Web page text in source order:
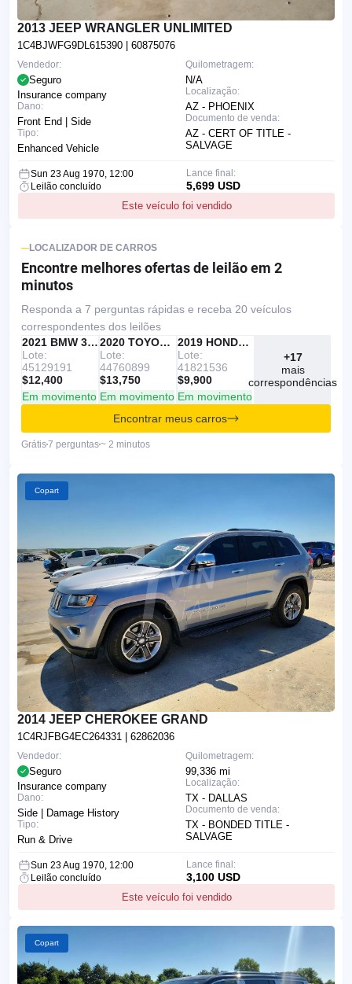
2013 JEEP WRANGLER UNLIMITED
1C4BJWFG9DL615390 | 60875076
Quilometragem:
N/A
Localização:
AZ - PHOENIX
Documento de venda:
AZ - CERT OF TITLE -
SALVAGE
Vendedor:
Seguro
Insurance company
Dano:
Front End | Side
Tipo:
Enhanced Vehicle
Sun 23 Aug 1970, 12:00
Leilão concluído
Este veículo foi vendido
Lance final:
5,699 USD
LOCALIZADOR DE CARROS
Encontre melhores ofertasde leilão em 2
minutos
Responda a 7 perguntas rápidas e receba 20 veículos
correspondentes dos leilões
IAAI
RECOMENDADO
2021 BMW 330I
Lote:
45129191
$12,400
Em movimento
IAAI
2020 TOYOTA RAV4
Lote:
44760899
$13,750
Em movimento
Copart
2019 HONDA ACCORD
Lote:
41821536
$9,900
Em movimento
+17
mais
correspondências
Encontrar meus carros
Grátis7 perguntas~ 2 minutos
Copart
2014 JEEP CHEROKEE GRAND
1C4RJFBG4EC264331 | 62862036
Quilometragem:
99,336 mi
Localização:
TX - DALLAS
Documento de venda:
TX - BONDED TITLE -
SALVAGE
Vendedor:
Seguro
Insurance company
Dano:
Side | Damage History
Tipo:
Run & Drive
Sun 23 Aug 1970, 12:00
Leilão concluído
Este veículo foi vendido
Lance final:
3,100 USD
Copart